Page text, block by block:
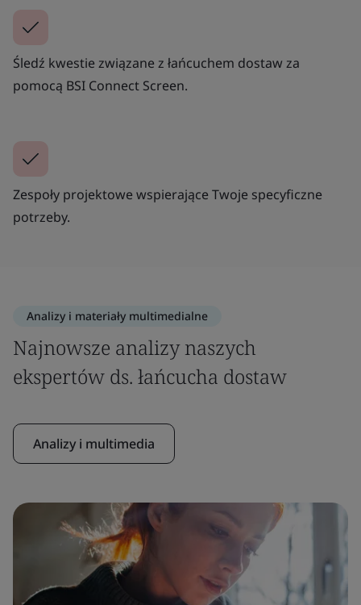
Śledź kwestie związane z łańcuchem dostaw za
pomocą BSI Connect Screen.
Zespoły projektowe wspierające Twoje specyficzne
potrzeby.
Analizy i materiały multimedialne
Najnowsze analizy naszych
ekspertów ds. łańcucha dostaw
Analizy i multimedia